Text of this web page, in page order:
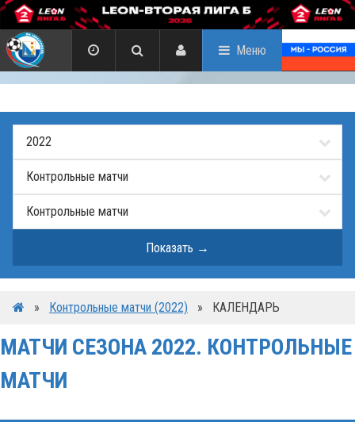
Меню
» Контрольные матчи (2022) » КАЛЕНДАРЬ
МАТЧИ СЕЗОНА 2022. КОНТРОЛЬНЫЕ
МАТЧИ